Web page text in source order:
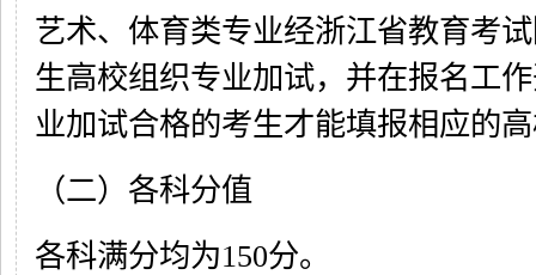
艺术、体育类专业经浙江省教育考
生高校组织专业加试，并在报名工
业加试合格的考生才能填报相应的
（二）各科分值
各科满分均为150分。